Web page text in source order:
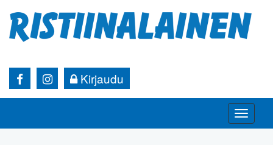
Kirjaudu
Toggle